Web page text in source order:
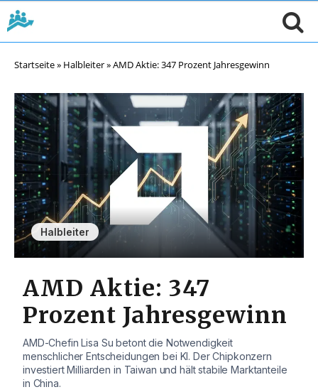
Startseite» Halbleiter»AMD Aktie: 347 Prozent Jahresgewinn
Halbleiter
AMD Aktie: 347
Prozent Jahresgewinn
AMD-Chefin Lisa Su betont die Notwendigkeit
menschlicher Entscheidungen bei KI. Der Chipkonzern
investiert Milliarden in Taiwan und hält stabile Marktanteile
in China.